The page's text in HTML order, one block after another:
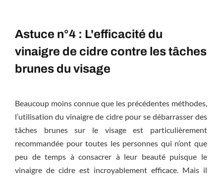
Astuce n°4 : L'efficacité du
vinaigre de cidre contre les tâches
brunes du visage
Beaucoup moins connue que les précédentes méthodes,
l’utilisation du vinaigre de cidre pour se débarrasser des
tâches brunes sur le visage est particulièrement
recommandée pour toutes les personnes qui n’ont que
peu de temps à consacrer à leur beauté puisque le
vinaigre de cidre est incroyablement efficace. Mais il